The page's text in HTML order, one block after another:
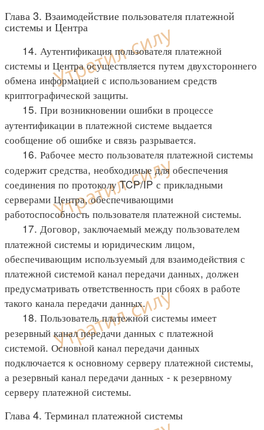
Глава 3. Взаимодействие пользователя платежной
системы и Центра
14. Аутентификация пользователя платежной
системы и Центра осуществляется путем двухстороннего
обмена информацией с использованием средств
криптографической защиты.
15. При возникновении ошибки в процессе
аутентификации в платежной системе выдается
сообщение об ошибке и связь разрывается.
16. Рабочее место пользователя платежной системы
содержит средства, необходимые для обеспечения
соединения по протоколу TCP/IP с прикладными
серверами Центра, обеспечивающими
работоспособность пользователя платежной системы.
17. Договор, заключаемый между пользователем
платежной системы и юридическим лицом,
обеспечивающим используемый для взаимодействия с
платежной системой канал передачи данных, должен
предусматривать ответственность при сбоях в работе
такого канала передачи данных.
18. Пользователь платежной системы имеет
резервный канал передачи данных с платежной
системой. Основной канал передачи данных
подключается к основному серверу платежной системы,
а резервный канал передачи данных - к резервному
серверу платежной системы.
Глава 4. Терминал платежной системы